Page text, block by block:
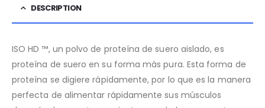
DESCRIPTION
ISO HD ™, un polvo de proteína de suero aislado, es
proteína de suero en su forma más pura. Esta forma de
proteína se digiere rápidamente, por lo que es la manera
perfecta de alimentar rápidamente sus músculos